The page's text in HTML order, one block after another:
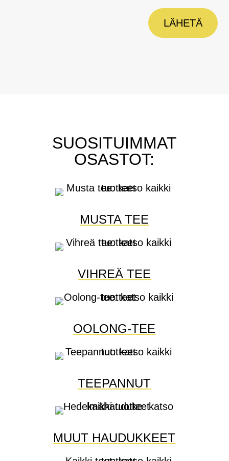
LÄHETÄ
SUOSITUIMMAT
OSASTOT:
MUSTA TEE
VIHREÄ TEE
OOLONG-TEE
TEEPANNUT
MUUT HAUDUKKEET